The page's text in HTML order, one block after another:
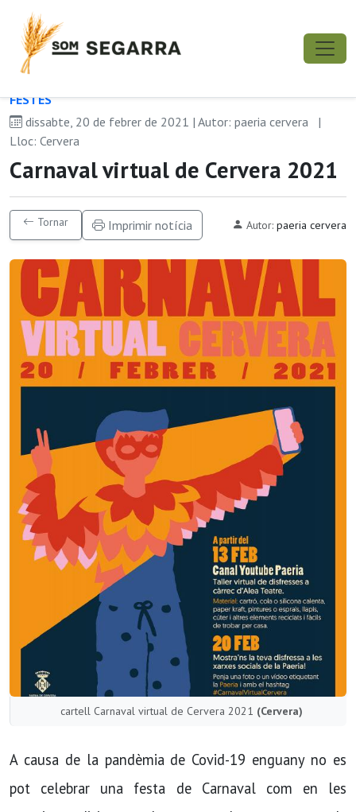
FESTES
dissabte, 20 de febrer de 2021 | Autor: paeria cervera
|
Lloc: Cervera
Carnaval virtual de Cervera 2021
Tornar Imprimir notícia Autor: paeria cervera
cartell Carnaval virtual de Cervera 2021 (Cervera)
A causa de la pandèmia de Covid-19 enguany no es
pot celebrar una festa de Carnaval com en les